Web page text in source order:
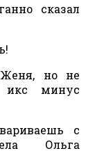
сказал
но не
икс минус
с
Ольга